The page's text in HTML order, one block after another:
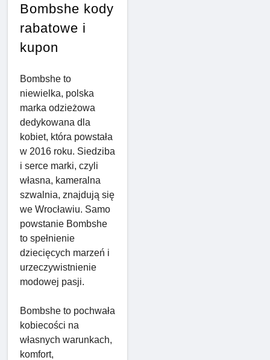
Bombshe kody
rabatowe i
kupon
Bombshe to
niewielka, polska
marka odzieżowa
dedykowana dla
kobiet, która powstała
w 2016 roku. Siedziba
i serce marki, czyli
własna, kameralna
szwalnia, znajdują się
we Wrocławiu. Samo
powstanie Bombshe
to spełnienie
dziecięcych marzeń i
urzeczywistnienie
modowej pasji.
Bombshe to pochwała
kobiecości na
własnych warunkach,
komfort,